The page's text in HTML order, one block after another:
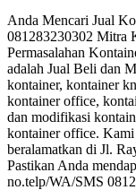
Anda Mencari Jual
081283230302 Mitra
Permasalahan
adalah Jual Beli dan
kontainer, kontainer
kontainer office,
dan modifikasi
kontainer office.
beralamatkan di Jl.
Pastikan Anda
no.telp/WA/SMS